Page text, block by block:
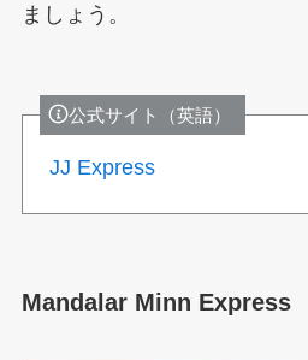
ましょう。
公式サイト（英語）
JJ Express
Mandalar Minn Express